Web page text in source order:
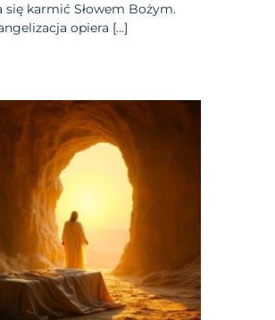
się karmić Słowem Bożym.
opiera […]